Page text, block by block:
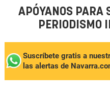
APÓYANOS PARA
PERIODISMO
Suscríbete gratis a
las alertas de